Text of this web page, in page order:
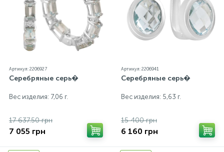
Артикул: 2206927
Серебряные серь�
Вес изделия: 7,06 г.
17 637.50 грн
7 055 грн
Артикул: 2206941
Серебряные серь�
Вес изделия: 5,63 г.
15 400 грн
6 160 грн